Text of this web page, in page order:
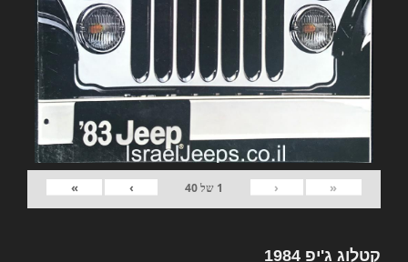
«
‹
1 של40
›
»
קטלוג ג'יפ 1984